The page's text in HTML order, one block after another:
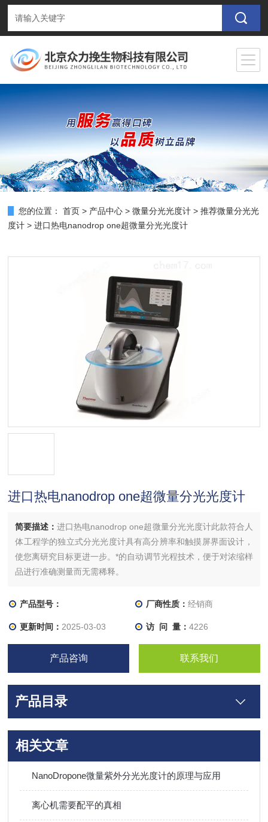
您的位置： 首页 > 产品中心 >微量分光光度计 >推荐微量分光光
度计 > 进口热电nanodrop one超微量分光光度计
进口热电nanodrop one超微量分光光度计
简要描述：进口热电nanodrop one超微量分光光度计此款符合人
体工程学的独立式分光光度计具有高分辨率和触摸屏界面设计，
使您离研究目标更进一步。*的自动调节光程技术，便于对浓缩样
品进行准确测量而无需稀释。
产品型号： 厂商性质： 经销商
更新时间： 2025-03-03 访 问 量： 4226
产品咨询 联系我们
产品目录
相关文章
NanoDropone微量紫外分光光度计的原理与应用
离心机需要配平的真相